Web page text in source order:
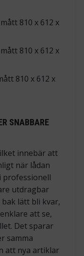
810 x 612 x
810 x 612 x
810 x 612 x
SNABBARE
innebär att
när lådan
professionell
utdragbar
lätt bli kvar,
att se,
Det sparar
samma
att nya artiklar